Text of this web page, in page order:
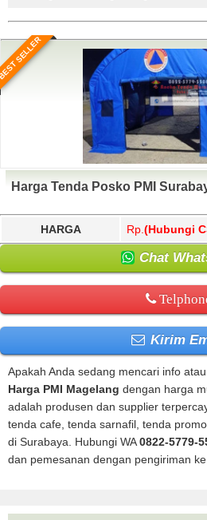
SELLER
Harga Tenda Posko PMI
HARGA Rp. (Hubungi
Chat
Kirim
Apakah Anda sedang mencari info
Harga PMI Magelang dengan harga
adalah produsen dan supplier
tenda cafe, tenda sarnafil, tenda
di Surabaya. Hubungi WA0822-5779-
dan pemesanan dengan pengiriman